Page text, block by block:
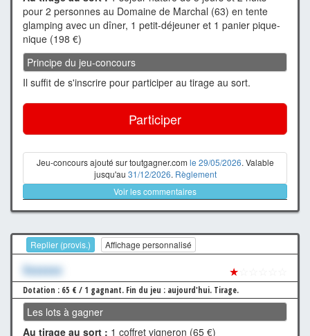
pour 2 personnes au Domaine de Marchal (63) en tente
glamping avec un dîner, 1 petit-déjeuner et 1 panier pique-
nique (198 €)
Principe du jeu-concours
Il suffit de s'inscrire pour participer au tirage au sort.
Participer
Jeu-concours ajouté sur toutgagner.com le 29/05/2026. Valable
jusqu'au 31/12/2026. Règlement
Voir les commentaires
Replier (provis.) Affichage personnalisé
Xxxxxxx ★
Dotation : 65 € / 1 gagnant. Fin du jeu : aujourd'hui. Tirage.
Les lots à gagner
Au tirage au sort : 1 coffret vigneron (65 €)